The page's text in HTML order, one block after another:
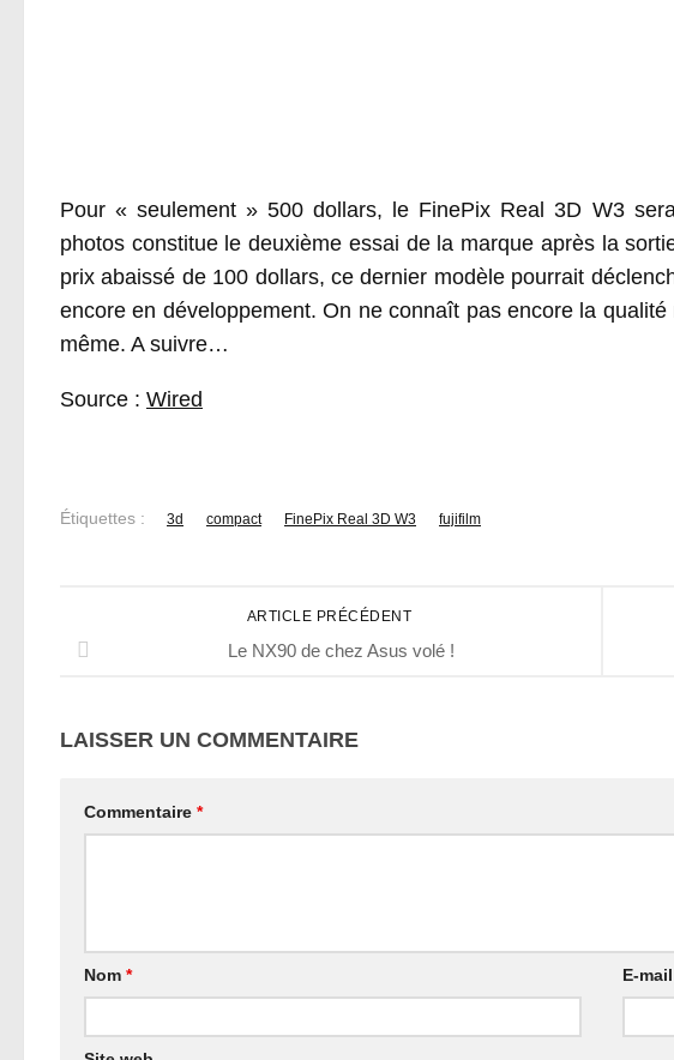
Pour « seulement » 500 dollars, le FinePix Real 3D W3
photos constitue le deuxième essai de la marque après la
prix abaissé de 100 dollars, ce dernier modèle pourrait
encore en développement. On ne connaît pas encore la
même. A suivre…
Source : Wired
Étiquettes : 3d compact FinePix Real 3D W3 fujifilm
ARTICLE PRÉCÉDENT
Le NX90 de chez Asus volé !
LAISSER UN COMMENTAIRE
Commentaire *
Nom * E-